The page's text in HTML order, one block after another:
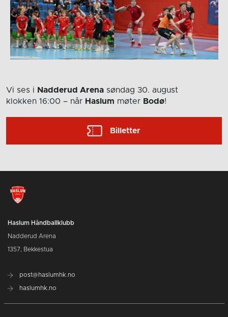
Vi ses i Nadderud Arena søndag 30. august
klokken 16:00 – når Haslum møter Bodø!
Billetter
Haslum Håndballklubb
Nadderud Arena
1357, Bekkestua
post@haslumhk.no
haslumhk.no